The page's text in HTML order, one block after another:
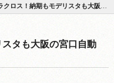
！納期もモデリスタも大阪の宮口自動車にお任せ下さい！！
タも大阪の宮口自動